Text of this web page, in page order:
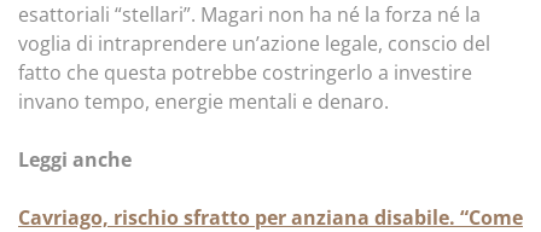
esattoriali “stellari”. Magari non ha né la forza né la
voglia di intraprendere un’azione legale, conscio del
fatto che questa potrebbe costringerlo a investire
invano tempo, energie mentali e denaro.
Leggi anche
Cavriago, rischio sfratto per anziana disabile. “Come